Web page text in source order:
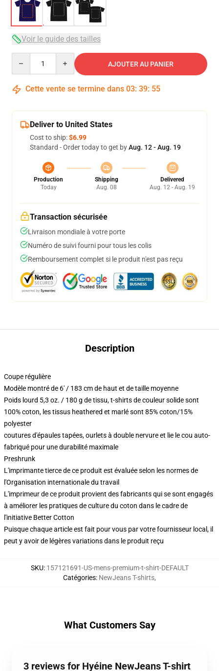
Voir le guide des tailles
AJOUTER AU PANIER
Cette vente se termine dans 03: 39: 54
Deliver to United States
Cost to ship:$6.99
Standard - Order today to get byAug. 12 - Aug. 19
Production
Today
Shipping
Aug. 08
Delivered
Aug. 12 - Aug. 19
Transaction sécurisée
Livraison mondiale à votre porte
Numéro de suivi fourni pour tous les colis
Remboursement complet si le produit n'est pas reçu
Description
Coupe régulière
Modèle montré de 6' / 183 cm de haut et de taille moyenne
Poids lourd 5,3 oz. / 180 g de tissu, t-shirts de couleur solide sont
100% coton, les tissus heathered et marlé sont 85% coton/15%
polyester
coutures d'épaules tapées, ourlets à double nervure et lie le cou auto-
fabriqué pour une durabilité maximale
Preshrunk
L'imprimante tierce de ce produit est évaluée selon les normes de
l'Organisation internationale du travail
L'imprimeur de ce produit provient des fabricants qui se sont engagés
à améliorer les pratiques de culture du coton dans le cadre de
l'initiative Better Cotton
Puisque chaque article est fait pour vous par votre fournisseur local, il
peut y avoir de légères variations dans le produit reçu
SKU: 157121691-US-mens-premium-t-shirt-DEFAULT
Catégories: NewJeans T-shirts,
What Customers Say
3 reviews for Hyéine NewJeans T-shirt